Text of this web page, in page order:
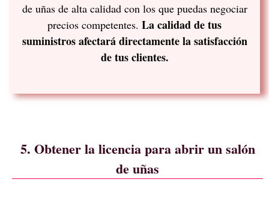
de uñas de alta calidad con los que puedas negociar
precios competentes. La calidad de tus
suministros afectará directamente la satisfacción
de tus clientes.
5. Obtener la licencia para abrir un salón
de uñas